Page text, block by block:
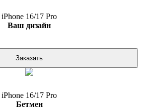
iPhone 16/17 Pro
Ваш дизайн
Заказать
iPhone 16/17 Pro
Бетмен